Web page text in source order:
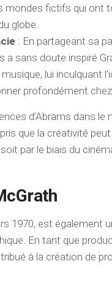
mondes fictifs qui ont
globe.
: En partageant sa
a sans doute inspiré
lui inculquant
profondément
d’Abrams dans le
que la créativité
par le biais du
1970, est également
En tant que
à la création de